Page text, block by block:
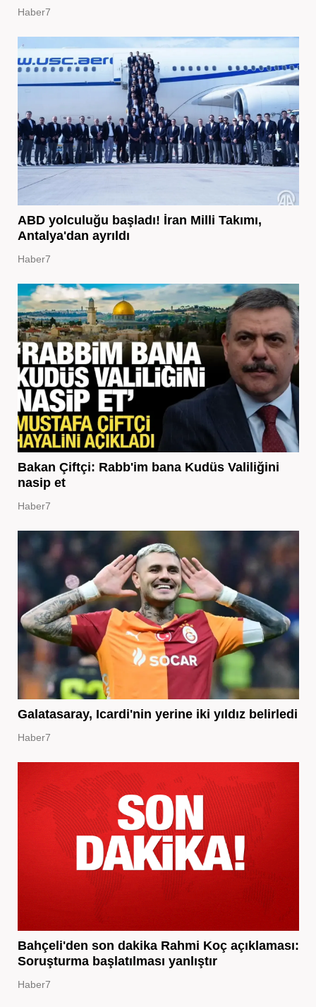
Haber7
ABD yolculuğu başladı! İran Milli Takımı,
Antalya'dan ayrıldı
Haber7
Bakan Çiftçi: Rabb'im bana Kudüs Valiliğini
nasip et
Haber7
Galatasaray, Icardi'nin yerine iki yıldız belirledi
Haber7
Bahçeli'den son dakika Rahmi Koç açıklaması:
Soruşturma başlatılması yanlıştır
Haber7